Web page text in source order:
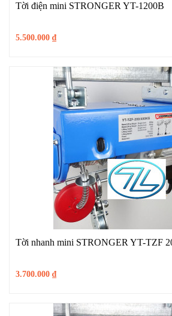
Tời điện mini STRONGER YT-1200B
5.500.000 ₫
Tời nhanh mini STRONGER YT-TZF
3.700.000 ₫